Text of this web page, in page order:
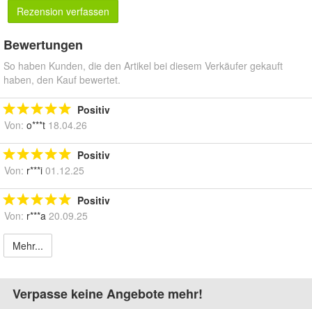
Rezension verfassen
Bewertungen
So haben Kunden, die den Artikel bei diesem Verkäufer gekauft
haben, den Kauf bewertet.
Positiv
Von: o***t 18.04.26
Positiv
Von: r***i 01.12.25
Positiv
Von: r***a 20.09.25
Mehr...
Verpasse keine Angebote mehr!